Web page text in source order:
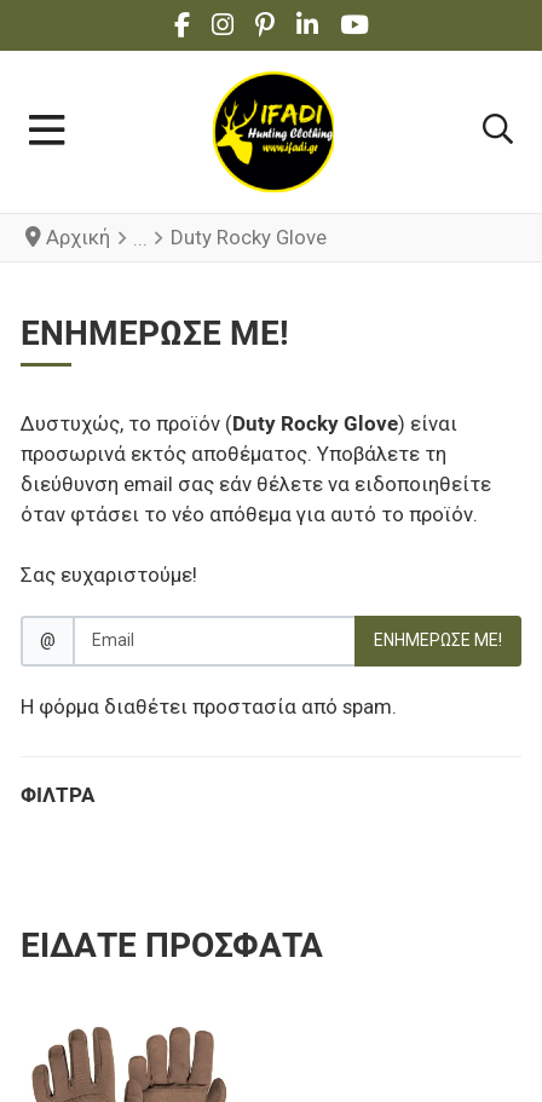
FACEBOOK SOCIAL LINK
INSTAGRAM SOCIAL LINK
PINTEREST SOCIAL LINK
LINKEDIN SOCIAL LINK
YOUTUBE SOCIAL
Αρχική Duty Rocky Glove
ΦΊΛΤΡΑ
ΕΝΗΜΈΡΩΣΕ ΜΕ!
Δυστυχώς, το προϊόν (Duty Rocky Glove) είναι
προσωρινά εκτός αποθέματος. Υποβάλετε τη
διεύθυνση email σας εάν θέλετε να ειδοποιηθείτε
όταν φτάσει το νέο απόθεμα για αυτό το προϊόν.
Σας ευχαριστούμε!
@ ΕΝΗΜΈΡΩΣΕ ΜΕ!
Η φόρμα διαθέτει προστασία από spam.
ΕΊΔΑΤΕ ΠΡΌΣΦΑΤΑ